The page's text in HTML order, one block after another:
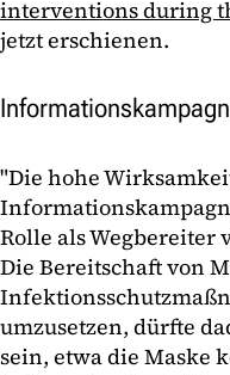
interventions during
jetzt erschienen.
"Die hohe
Rolle als
Die Bereitschaft von
umzusetzen, dürfte
sein, etwa die Maske